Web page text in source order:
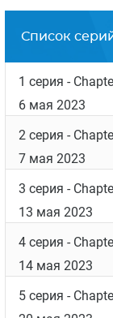
Список
1 серия -
6 мая 2023
2 серия -
7 мая 2023
3 серия -
13 мая 2023
4 серия -
14 мая 2023
5 серия -